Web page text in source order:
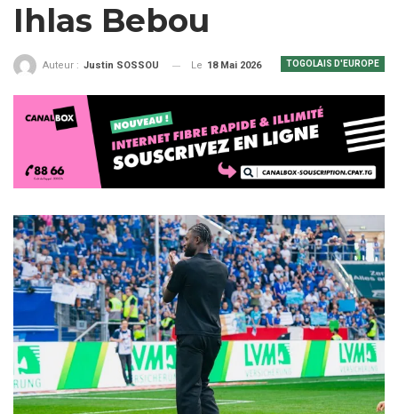
Ihlas Bebou
TOGOLAIS D'EUROPE
Auteur : Justin SOSSOU Le 18 Mai 2026